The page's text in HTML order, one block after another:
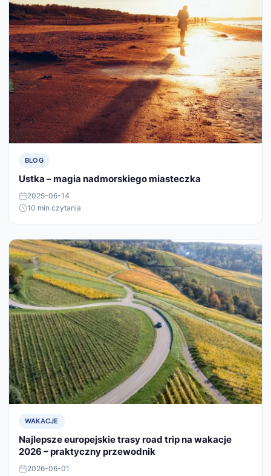
BLOG
Ustka – magia nadmorskiego miasteczka
2025-06-14
10 min czytania
WAKACJE
Najlepsze europejskie trasy road trip na wakacje
2026 – praktyczny przewodnik
2026-06-01